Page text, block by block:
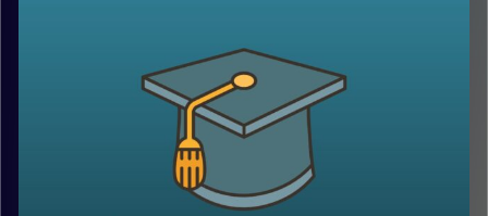
בה, ובעצם על חיי היומיום של כולנו: בריאות,
חינוך, פנסיה, דיור, אבטלה. שני תחומי ענק
מעניינים המושפעים משינויים במבנה המוסדי
הם מעמד הביניים ואנרגיות מתחדשות
AudioVersity